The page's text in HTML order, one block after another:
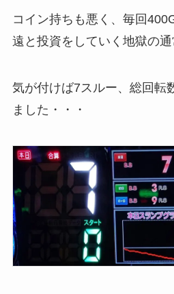
コイン持ちも悪く、毎回
遠と投資をしていく地獄の通
気が付けば7スルー、総回転
ました・・・